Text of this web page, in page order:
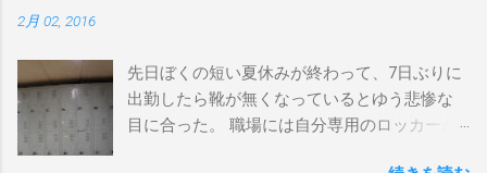
ナチュラル DHD DX-1
5'10"×18'3/8×2'3/16 Glassing Team 4×4
Extra Toe patch FCS Dacy 6'0 Nick Maz 5'5"×
18'7/8"×2'5/18 FCS 375mm 295mm Firewire
Slater design OMNI 5' 3"×18'5/8"×2'1/4" Round
系YouTubeチャンネル「よういちチャンネル
Spirit Kooks」と、国内外のサーフトリップ専
門旅行会社「Geekoutトラベル」さんとのコラ
2月 02, 2016
先日ぼくの短い夏休みが終わって、7日ぶりに
出勤したら靴が無くなっているとゆう悲惨な
目に合った。 職場には自分専用のロッカーが